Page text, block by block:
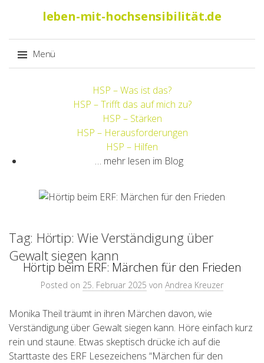
leben-mit-hochsensibilität.de
Menü
HSP – Was ist das?
HSP – Trifft das auf mich zu?
HSP – Stärken
HSP – Herausforderungen
HSP – Hilfen
… mehr lesen im Blog
Tag: Hörtip: Wie Verständigung über
Gewalt siegen kann
Hörtip beim ERF: Märchen für den Frieden
Posted on 25. Februar 2025 von Andrea Kreuzer
Monika Theil träumt in ihren Märchen davon, wie
Verständigung über Gewalt siegen kann. Höre einfach kurz
rein und staune. Etwas skeptisch drücke ich auf die
Starttaste des ERF Lesezeichens “Märchen für den